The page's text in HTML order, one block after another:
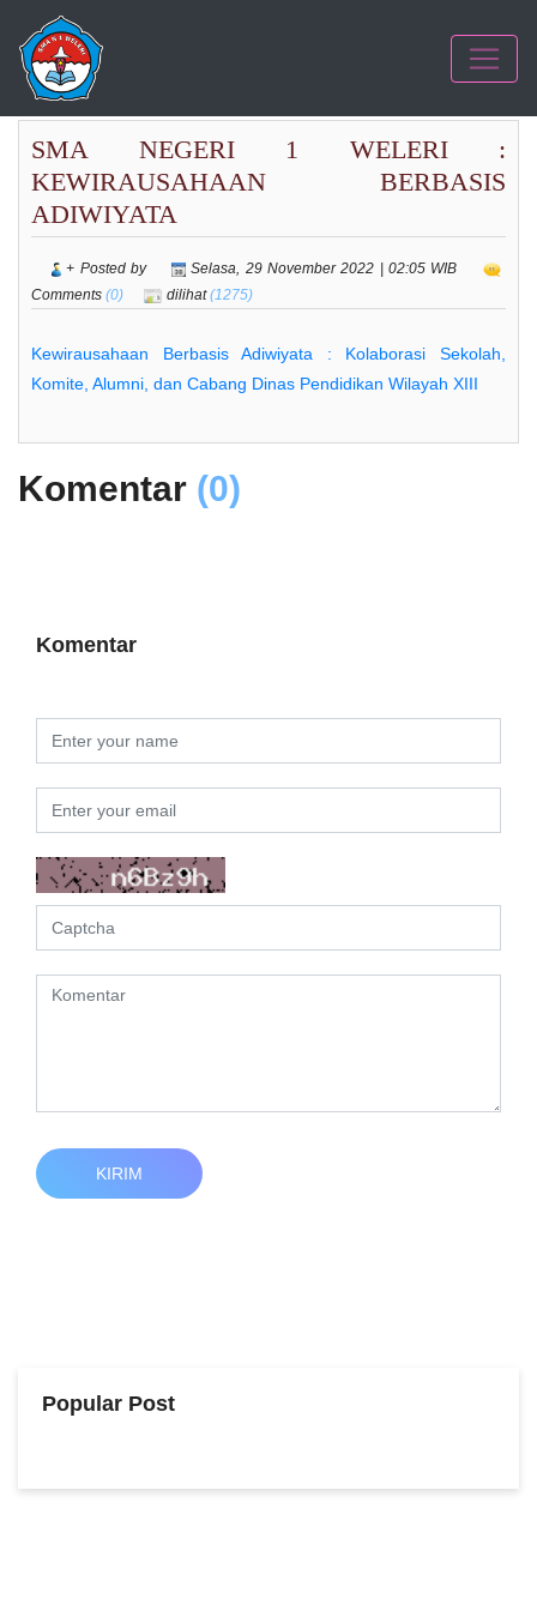
SMA NEGERI 1 WELERI :
KEWIRAUSAHAAN BERBASIS
ADIWIYATA
+ Posted by
Selasa, 29 November 2022 | 02:05 WIB
Comments (0) dilihat(1275)
Kewirausahaan Berbasis Adiwiyata : Kolaborasi Sekolah,
Komite, Alumni, dan Cabang Dinas Pendidikan Wilayah XIII
Komentar (0)
Komentar
KIRIM
Popular Post